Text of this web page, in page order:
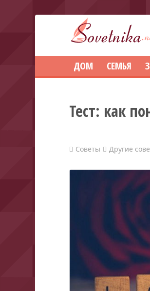
ДОМ СЕМЬЯ
Тест: как
Советы Другие